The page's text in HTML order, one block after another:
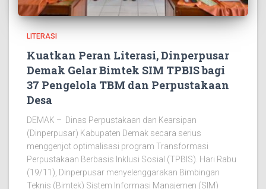
LITERASI
Kuatkan Peran Literasi, Dinperpusar
Demak Gelar Bimtek SIM TPBIS bagi
37 Pengelola TBM dan Perpustakaan
Desa
DEMAK – Dinas Perpustakaan dan Kearsipan
(Dinperpusar) Kabupaten Demak secara serius
menggenjot optimalisasi program Transformasi
Perpustakaan Berbasis Inklusi Sosial (TPBIS). Hari Rabu
(19/11), Dinperpusar menyelenggarakan Bimbingan
Teknis (Bimtek) Sistem Informasi Manajemen (SIM)